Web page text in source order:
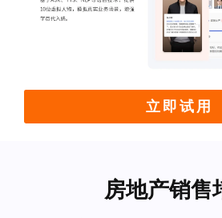
立即试用
房地产销售